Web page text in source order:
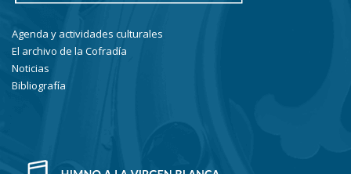
Agenda y actividades culturales
El archivo de la Cofradía
Noticias
Bibliografía